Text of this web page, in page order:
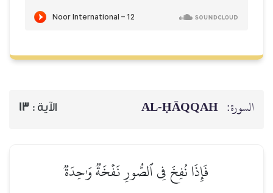
السورة: AL‑ḤĀQQAH الآية : 13
فَإِذَا نُفِخَ فِي ٱلصُّورِ نَفۡخَةٞ وَٰحِدَةٞ